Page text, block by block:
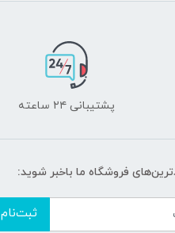
پشتیبانی ۲۴ ساعته
فروشگاه ما باخبر شوید:
ثبت‌نام